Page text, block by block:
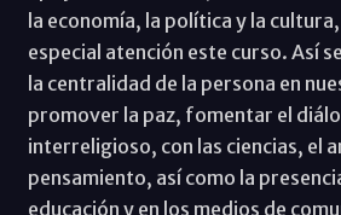
la economía, la política y la
especial atención este curso. Así
la centralidad de la persona en
promover la paz, fomentar el
interreligioso, con las ciencias, el
pensamiento, así como la
educación y en los medios de